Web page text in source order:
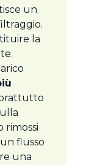
un
la
rimossi
flusso
una